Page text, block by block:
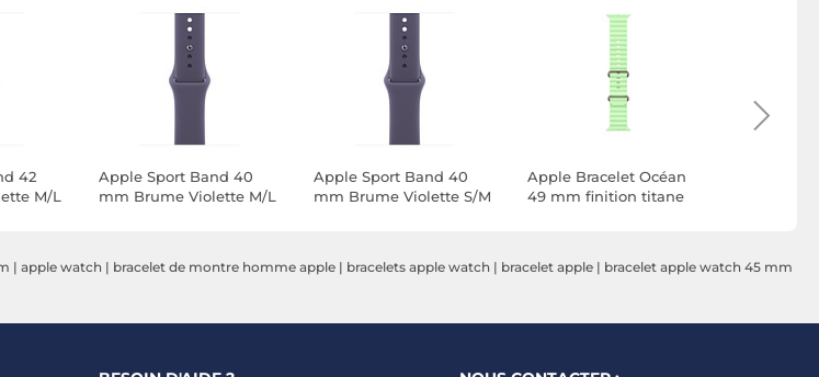
42
M/L
Apple Sport Band 40
mm Brume Violette M/L
Apple Sport Band 40
mm Brume Violette S/M
Apple Bracelet Océan
49 mm finition titane
| apple watch | bracelet de montre homme apple | bracelets apple watch | bracelet apple | bracelet apple watch 45 mm